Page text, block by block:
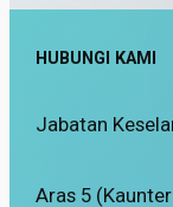
HUBUNGI KAMI
Jabatan
Aras 5